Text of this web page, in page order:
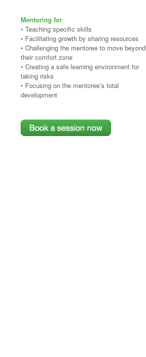
Mentoring for
• Teaching specific skills
• Facilitating growth by sharing resources
• Challenging the mentoree to move beyond
their comfort zone
• Creating a safe learning environment for
taking risks
• Focusing on the mentoree’s total
development